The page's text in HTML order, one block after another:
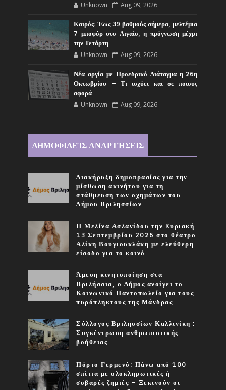
Unknown Aug 09, 2026
Καιρός: Έως 39 βαθμούς σήμερα, μελτέμια
7 μποφόρ στο Αιγαίο, η πρόγνωση μέχρι
την Τετάρτη
Unknown Aug 09, 2026
Νέα αργία με Προεδρικό Διάταγμα η 26η
Οκτωβρίου – Τι ισχύει και σε ποιους
αφορά
Unknown Aug 09, 2026
ΔΗΜΟΦΙΛΕΊΣ ΑΝΑΡΤΉΣΕΙΣ
Διακήρυξη δημοπρασίας για την
μίσθωση ακινήτου για τη
στάθμευση των οχημάτων του
Δήμου Βριλησσίων
Η Μελίνα Ασλανίδου την Kυριακή
13 Σεπτεμβρίου 2026 στο θέατρο
Αλίκη Βουγιουκλάκη με ελεύθερη
είσοδο για το κοινό
Άμεση κινητοποίηση στα
Βριλήσσια, ο Δήμος ανοίγει το
Κοινωνικό Παντοπωλείο για τους
πυρόπληκτους της Μάνδρας
Σύλλογος Βριλησσίων Καλλινίκη :
Συγκέντρωση ανθρωπιστικής
βοήθειας
Πόρτο Γερμενό: Πάνω από 100
σπίτια με ολοκληρωτικές ή
σοβαρές ζημιές – Ξεκινούν οι